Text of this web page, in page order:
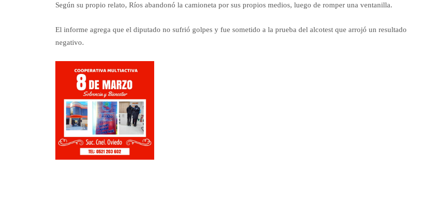
Según su propio relato, Ríos abandonó la camioneta por sus propios medios, luego de romper una ventanilla.
El informe agrega que el diputado no sufrió golpes y fue sometido a la prueba del alcotest que arrojó un resultado
negativo.